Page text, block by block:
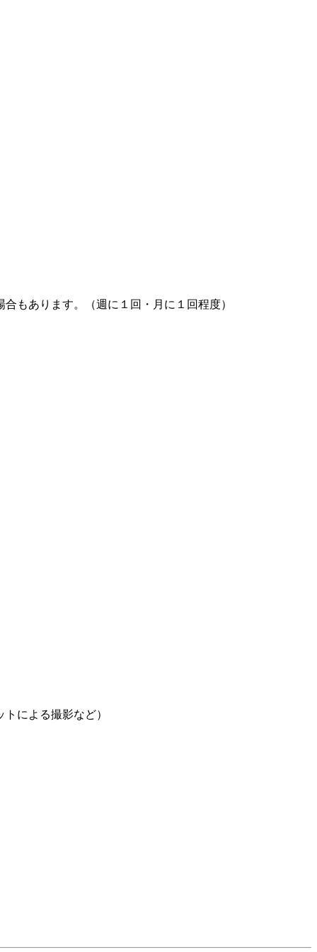
もあります。（週に１回・月に１回程度）
による撮影など）